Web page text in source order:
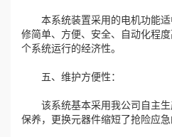
本系统装置采用的电机功能适
修简单、方便、安全、自动化程
个系统运行的经济性。
五、维护方便性：
该系统基本采用我公司自主生
保养，更换元器件缩短了抢险应急